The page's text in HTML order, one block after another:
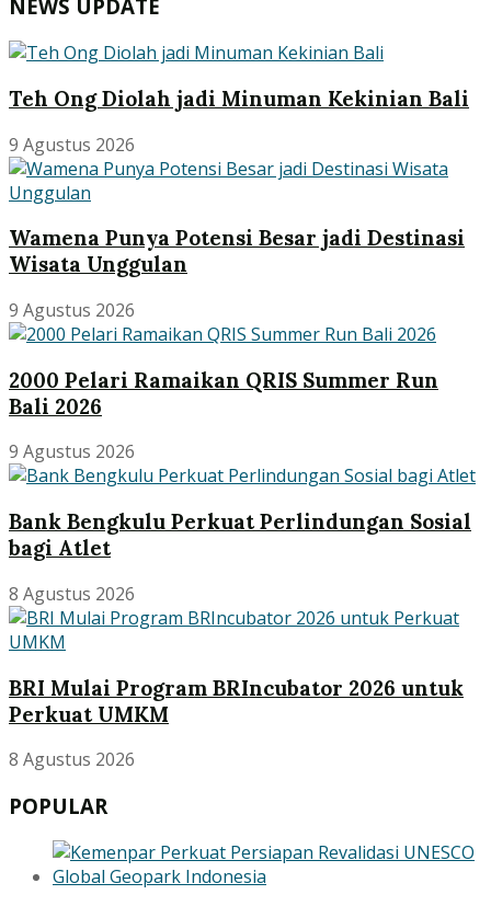
NEWS UPDATE
Teh Ong Diolah jadi Minuman Kekinian Bali
9 Agustus 2026
Wamena Punya Potensi Besar jadi Destinasi
Wisata Unggulan
9 Agustus 2026
2000 Pelari Ramaikan QRIS Summer Run
Bali 2026
9 Agustus 2026
Bank Bengkulu Perkuat Perlindungan Sosial
bagi Atlet
8 Agustus 2026
BRI Mulai Program BRIncubator 2026 untuk
Perkuat UMKM
8 Agustus 2026
POPULAR